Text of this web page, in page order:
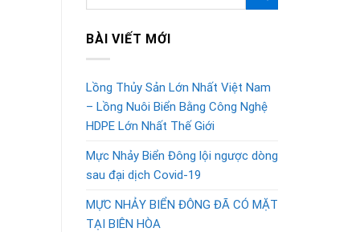
BÀI VIẾT MỚI
Lồng Thủy Sản Lớn Nhất Việt Nam
– Lồng Nuôi Biển Bằng Công Nghệ
HDPE Lớn Nhất Thế Giới
Mực Nhảy Biển Đông lội ngược dòng
sau đại dịch Covid-19
MỰC NHẢY BIỂN ĐÔNG ĐÃ CÓ MẶT
TẠI BIÊN HÒA